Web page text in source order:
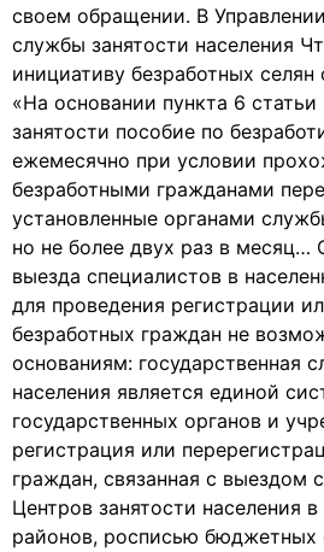
своем обращении. В
службы занятости населения
инициативу безработных селян
«На основании пункта 6 статьи
занятости пособие по
ежемесячно при условии
безработными гражданами
установленные органами
но не более двух раз в месяц…
выезда специалистов в
для проведения регистрации
безработных граждан не
основаниям: государственная
населения является единой
государственных органов и
регистрация или
граждан, связанная с выездом
Центров занятости населения
районов, росписью бюджетных